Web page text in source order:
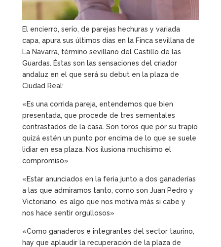
El encierro, serio, de parejas hechuras y variada
capa, apura sus últimos días en la Finca sevillana de
La Navarra, término sevillano del Castillo de las
Guardas. Éstas son las sensaciones del criador
andaluz en el que será su debut en la plaza de
Ciudad Real:
«Es una corrida pareja, entendemos que bien
presentada, que procede de tres sementales
contrastados de la casa. Son toros que por su trapío
quizá estén un punto por encima de lo que se suele
lidiar en esa plaza. Nos ilusiona muchísimo el
compromiso»
«Estar anunciados en la feria junto a dos ganaderías
a las que admiramos tanto, como son Juan Pedro y
Victoriano, es algo que nos motiva más si cabe y
nos hace sentir orgullosos»
«Como ganaderos e integrantes del sector taurino,
hay que aplaudir la recuperación de la plaza de